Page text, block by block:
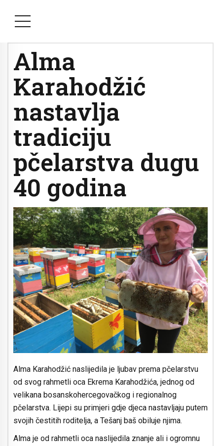
Alma
Karahodžić
nastavlja
tradiciju
pčelarstva dugu
40 godina
Alma Karahodžić naslijedila je ljubav prema pčelarstvu
od svog rahmetli oca Ekrema Karahodžića, jednog od
velikana bosanskohercegovačkog i regionalnog
pčelarstva. Lijepi su primjeri gdje djeca nastavljaju putem
svojih čestitih roditelja, a Tešanj baš obiluje njima.
Alma je od rahmetli oca naslijedila znanje ali i ogromnu